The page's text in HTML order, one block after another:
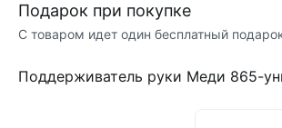
Подарок при покупке
С товаром идет один бесплатный
Поддерживатель руки Меди 865-